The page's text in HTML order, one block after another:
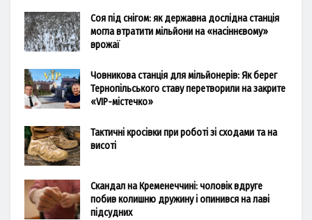
Соя під снігом: як державна дослідна станція
могла втратити мільйони на «насіннєвому»
врожаї
Човникова станція для мільйонерів: Як берег
Тернопільського ставу перетворили на закрите
«VIP-містечко»
Тактичні кросівки при роботі зі сходами та на
висоті
Скандал на Кременеччині: чоловік вдруге
побив колишню дружину і опинився на лаві
підсудних